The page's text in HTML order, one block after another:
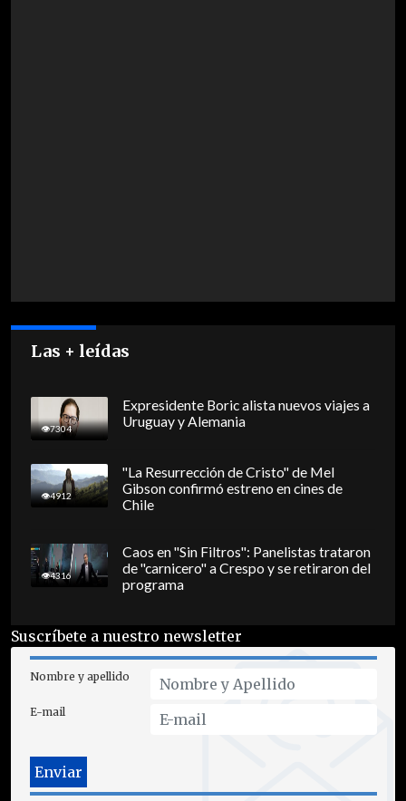
Las + leídas
7304
Expresidente Boric alista nuevos viajes a
Uruguay y Alemania
4912
"La Resurrección de Cristo" de Mel
Gibson confirmó estreno en cines de
Chile
4316
Caos en "Sin Filtros": Panelistas trataron
de "carnicero" a Crespo y se retiraron del
programa
Suscríbete a nuestro newsletter
Nombre y apellido
E-mail